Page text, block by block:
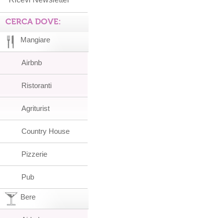
CERCA DOVE:
Mangiare
Airbnb
Ristoranti
Agriturist
Country House
Pizzerie
Pub
Bere